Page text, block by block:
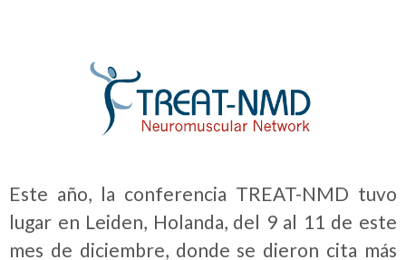
Este año, la conferencia TREAT-NMD tuvo
lugar en Leiden, Holanda, del 9 al 11 de este
mes de diciembre, donde se dieron cita más